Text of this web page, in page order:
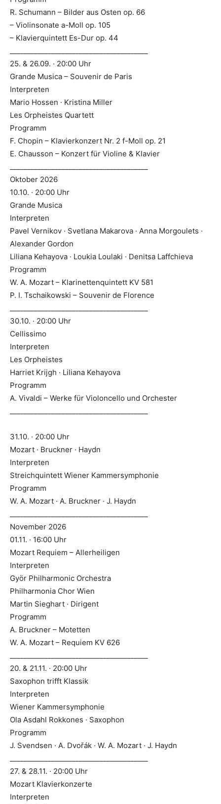
R. Schumann – Bilder aus Osten op. 66
– Violinsonate a-Moll op. 105
– Klavierquintett Es-Dur op. 44
25. & 26.09. · 20:00 Uhr
Grande Musica – Souvenir de Paris
Interpreten
Mario Hossen · Kristina Miller
Les Orpheistes Quartett
Programm
F. Chopin – Klavierkonzert Nr. 2 f-Moll op. 21
E. Chausson – Konzert für Violine & Klavier
Oktober 2026
10.10. · 20:00 Uhr
Grande Musica
Interpreten
Pavel Vernikov · Svetlana Makarova · Anna Morgoulets ·
Alexander Gordon
Liliana Kehayova · Loukia Loulaki · Denitsa Laffchieva
Programm
W. A. Mozart – Klarinettenquintett KV 581
P. I. Tschaikowski – Souvenir de Florence
30.10. · 20:00 Uhr
Cellissimo
Interpreten
Les Orpheistes
Harriet Krijgh · Liliana Kehayova
Programm
A. Vivaldi – Werke für Violoncello und Orchester
31.10. · 20:00 Uhr
Mozart · Bruckner · Haydn
Interpreten
Streichquintett Wiener Kammersymphonie
Programm
W. A. Mozart · A. Bruckner · J. Haydn
November 2026
01.11. · 16:00 Uhr
Mozart Requiem – Allerheiligen
Interpreten
Györ Philharmonic Orchestra
Philharmonia Chor Wien
Martin Sieghart · Dirigent
Programm
A. Bruckner – Motetten
W. A. Mozart – Requiem KV 626
20. & 21.11. · 20:00 Uhr
Saxophon trifft Klassik
Interpreten
Wiener Kammersymphonie
Ola Asdahl Rokkones · Saxophon
Programm
J. Svendsen · A. Dvořák · W. A. Mozart · J. Haydn
27. & 28.11. · 20:00 Uhr
Mozart Klavierkonzerte
Interpreten